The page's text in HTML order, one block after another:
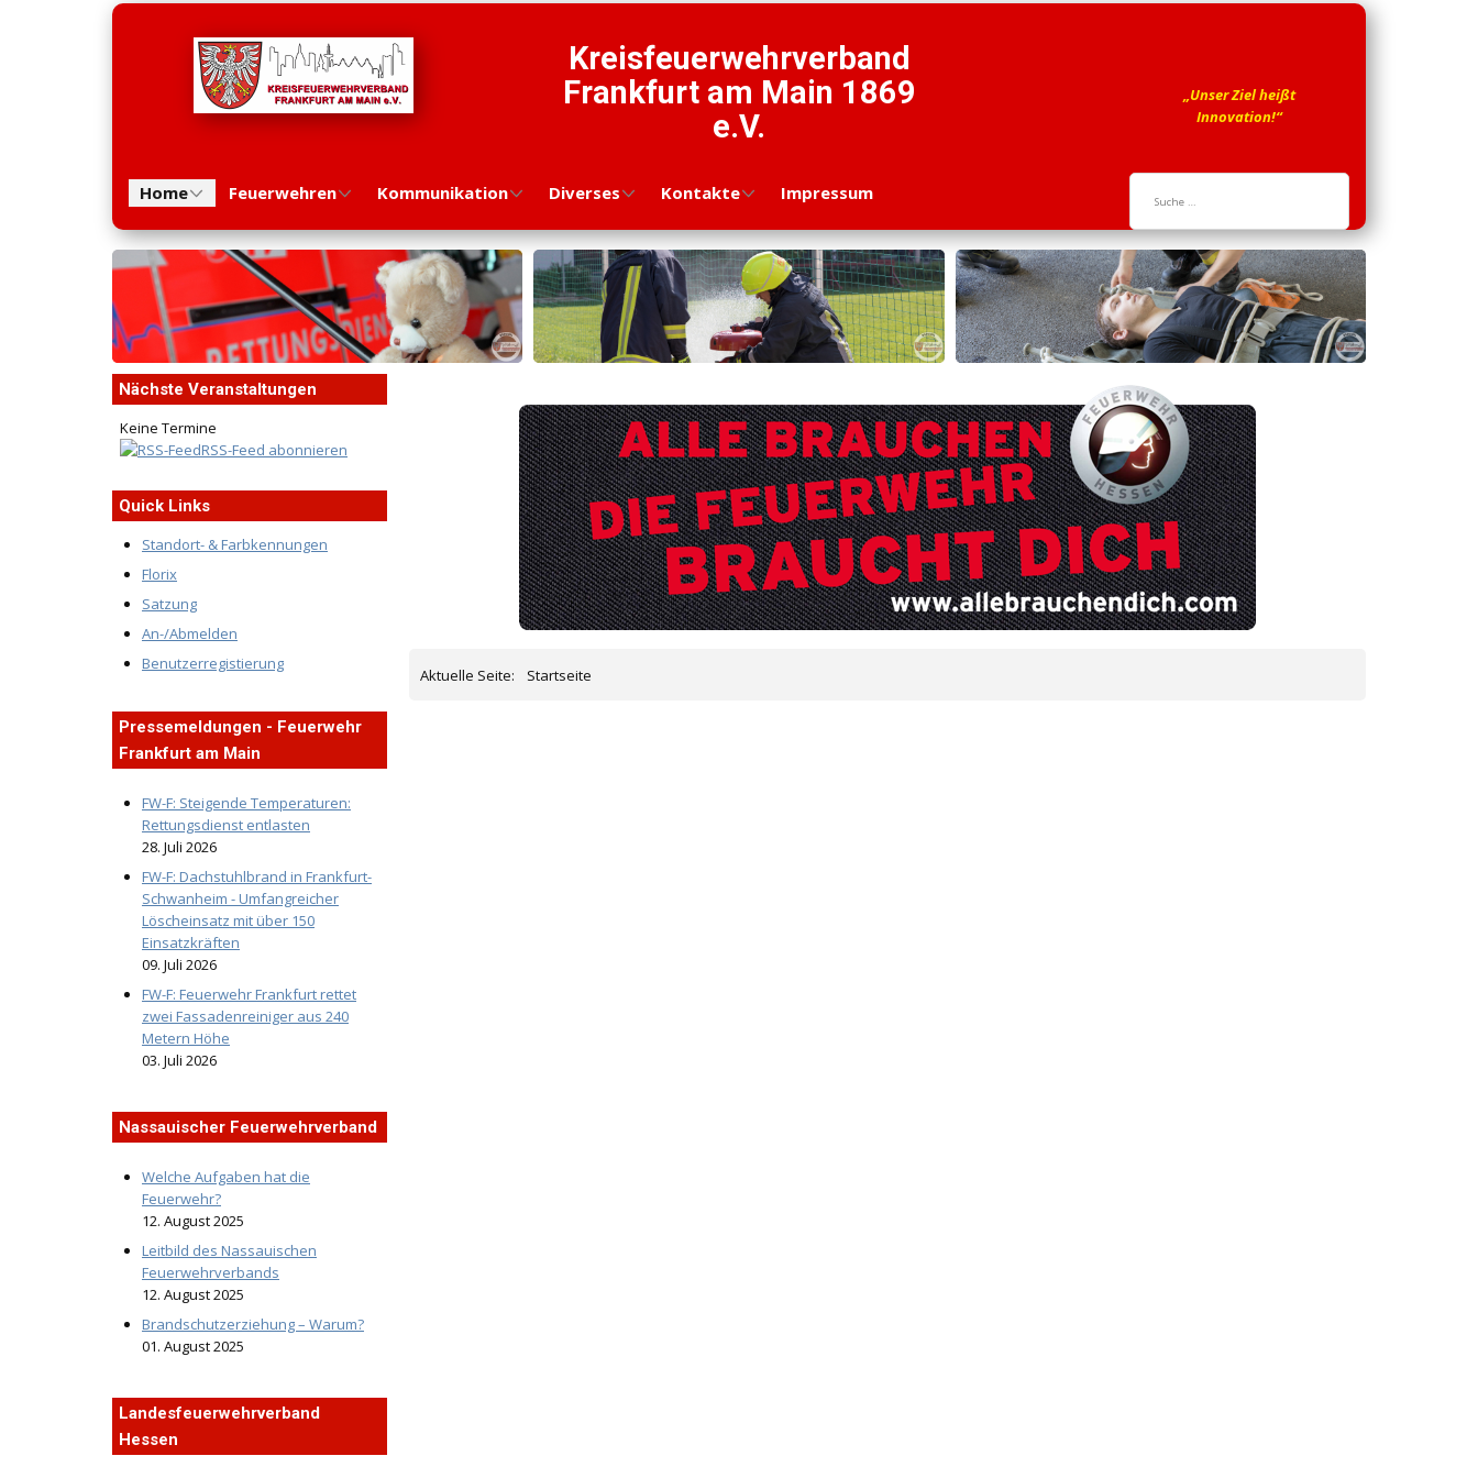
Kreisfeuerwehrverband
Frankfurt am Main 1869
e.V.
„Unser Ziel heißt
Innovation!“
Home Feuerwehren Kommunikation Diverses Kontakte Impressum
Nächste Veranstaltungen
Keine Termine
RSS-Feed abonnieren
Quick Links
Standort- & Farbkennungen
Florix
Satzung
An-/Abmelden
Benutzerregistierung
Pressemeldungen - Feuerwehr
Frankfurt am Main
FW-F: Steigende Temperaturen:
Rettungsdienst entlasten
28. Juli 2026
FW-F: Dachstuhlbrand in Frankfurt-
Schwanheim - Umfangreicher
Löscheinsatz mit über 150
Einsatzkräften
09. Juli 2026
FW-F: Feuerwehr Frankfurt rettet
zwei Fassadenreiniger aus 240
Metern Höhe
03. Juli 2026
Nassauischer Feuerwehrverband
Welche Aufgaben hat die
Feuerwehr?
12. August 2025
Leitbild des Nassauischen
Feuerwehrverbands
12. August 2025
Brandschutzerziehung – Warum?
01. August 2025
Landesfeuerwehrverband
Hessen
Aktuelle Seite: Startseite